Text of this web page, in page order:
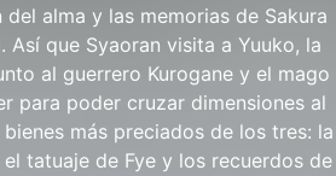
alma y las memorias de Sakura
Así que Syaoran visita a Yuuko, la
al guerrero Kurogane y el mago
para poder cruzar dimensiones al
más preciados de los tres: la
el tatuaje de Fye y los recuerdos de